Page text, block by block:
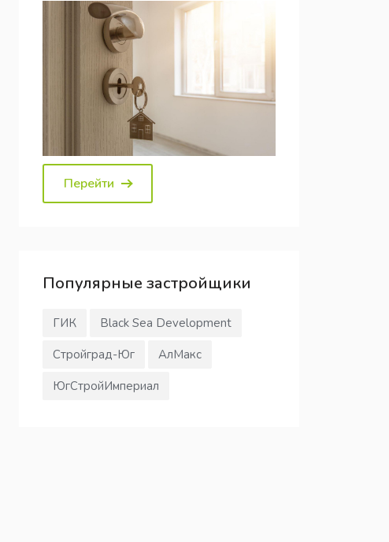
Перейти
Популярные застройщики
ГИК
Black Sea Development
Стройград-Юг
АлМакс
ЮгСтройИмпериал